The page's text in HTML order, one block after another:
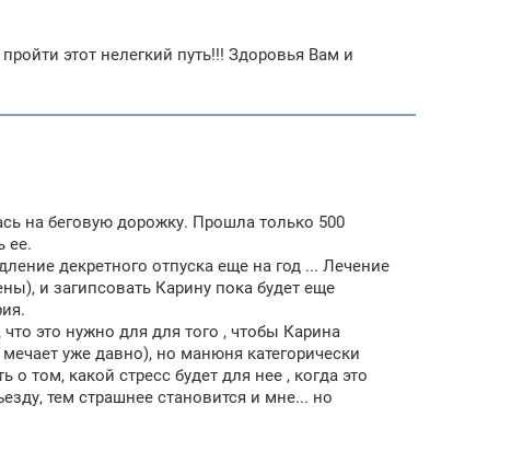
этот нелегкий путь!!! Здоровья Вам и
на беговую дорожку. Прошла только 500
ее.
декретного отпуска еще на год ... Лечение
и загипсовать Карину пока будет еще
это нужно для для того , чтобы Карина
уже давно), но манюня категорически
о том, какой стресс будет для нее , когда это
тем страшнее становится и мне... но